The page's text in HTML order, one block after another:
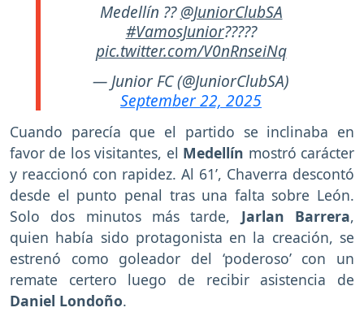
Medellín ??@JuniorClubSA
#VamosJunior?????
pic.twitter.com/V0nRnseiNq
— Junior FC (@JuniorClubSA)
September 22, 2025
Cuando parecía que el partido se inclinaba en
favor de los visitantes, el Medellín mostró carácter
y reaccionó con rapidez. Al 61’, Chaverra descontó
desde el punto penal tras una falta sobre León.
Solo dos minutos más tarde, Jarlan Barrera,
quien había sido protagonista en la creación, se
estrenó como goleador del ‘poderoso’ con un
remate certero luego de recibir asistencia de
Daniel Londoño.